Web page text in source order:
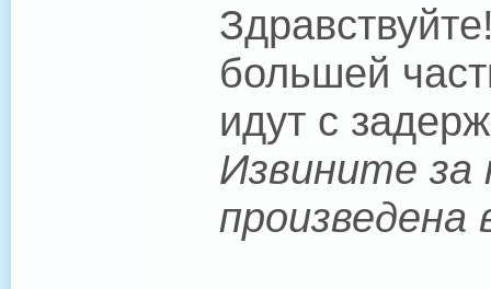
большей
идут с
Извините за